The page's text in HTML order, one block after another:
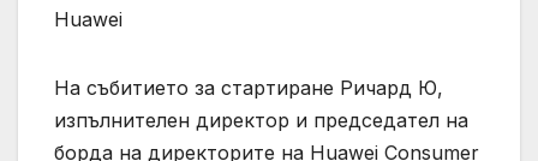
Huawei
На събитието за стартиране Ричард Ю,
изпълнителен директор и председател на
борда на директорите на Huawei Consumer